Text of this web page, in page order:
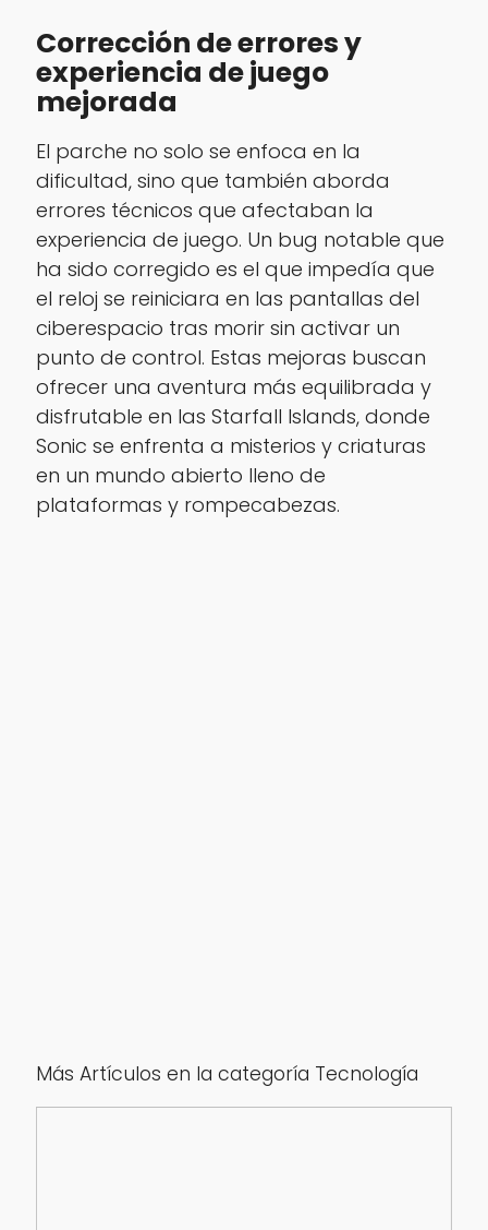
Corrección de errores y
experiencia de juego
mejorada
El parche no solo se enfoca en la
dificultad, sino que también aborda
errores técnicos que afectaban la
experiencia de juego. Un bug notable que
ha sido corregido es el que impedía que
el reloj se reiniciara en las pantallas del
ciberespacio tras morir sin activar un
punto de control. Estas mejoras buscan
ofrecer una aventura más equilibrada y
disfrutable en las Starfall Islands, donde
Sonic se enfrenta a misterios y criaturas
en un mundo abierto lleno de
plataformas y rompecabezas.
Más Artículos en la categoría Tecnología